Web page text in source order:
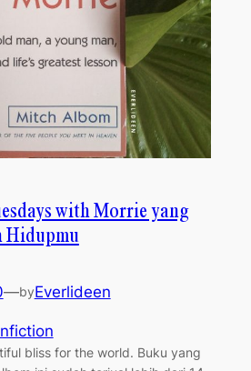
with Morrie yang
Hidupmu
—byEverlideen
bliss for the world. Buku yang